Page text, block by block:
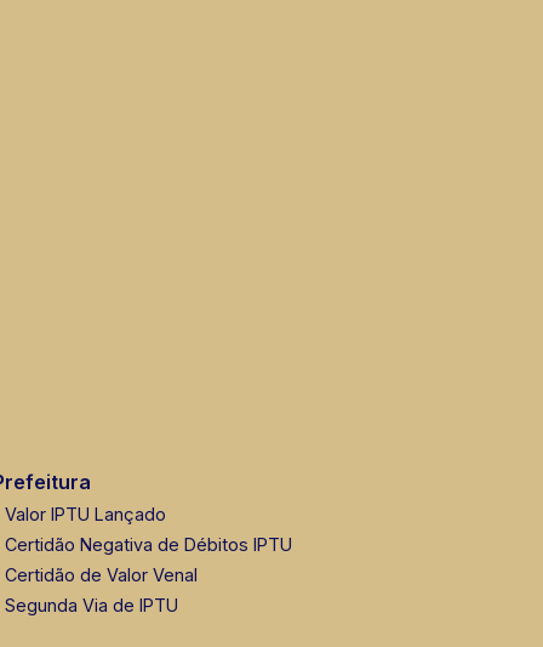
Valor IPTU Lançado
Certidão Negativa de Débitos IPTU
Certidão de Valor Venal
Segunda Via de IPTU